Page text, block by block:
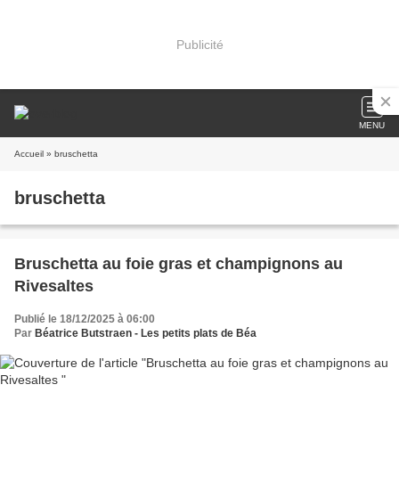
Publicité
MENU
Accueil » bruschetta
bruschetta
Bruschetta au foie gras et champignons au
Rivesaltes
Publié le 18/12/2025 à 06:00
Par Béatrice Butstraen - Les petits plats de Béa